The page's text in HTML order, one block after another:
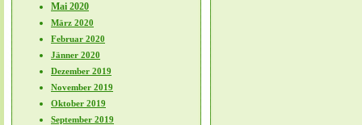
Mai 2020
März 2020
Februar 2020
Jänner 2020
Dezember 2019
November 2019
Oktober 2019
September 2019